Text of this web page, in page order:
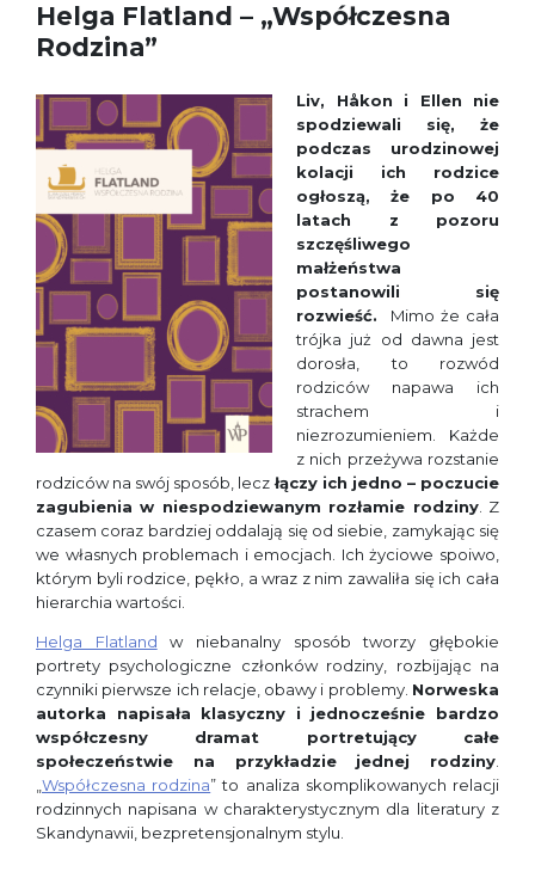
Helga Flatland – „Współczesna
Rodzina”
Liv, Håkon i Ellen nie
spodziewali się, że
podczas urodzinowej
kolacji ich rodzice
ogłoszą, że po 40
latach z pozoru
szczęśliwego
małżeństwa
postanowili się
rozwieść. Mimo że cała
trójka już od dawna jest
dorosła, to rozwód
rodziców napawa ich
strachem i
niezrozumieniem. Każde
z nich przeżywa rozstanie
rodziców na swój sposób, leczłączy ich jedno – poczucie
zagubienia w niespodziewanym rozłamie rodziny. Z
czasem coraz bardziej oddalają się od siebie, zamykając się
we własnych problemach i emocjach. Ich życiowe spoiwo,
którym byli rodzice, pękło, a wraz z nim zawaliła się ich cała
hierarchia wartości.
Helga Flatland w niebanalny sposób tworzy głębokie
portrety psychologiczne członków rodziny, rozbijając na
czynniki pierwsze ich relacje, obawy i problemy. Norweska
autorka napisała klasyczny i jednocześnie bardzo
współczesny dramat portretujący całe
społeczeństwie na przykładzie jednej rodziny
Współczesna rodzina” to analiza skomplikowanych relacji
rodzinnych napisana w charakterystycznym dla literatury z
Skandynawii, bezpretensjonalnym stylu.